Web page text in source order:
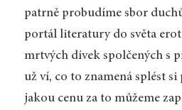
patrně probudíme sbor
portál literatury do světa
mrtvých dívek spolčených s
už ví, co to znamená splést si
jakou cenu za to můžeme